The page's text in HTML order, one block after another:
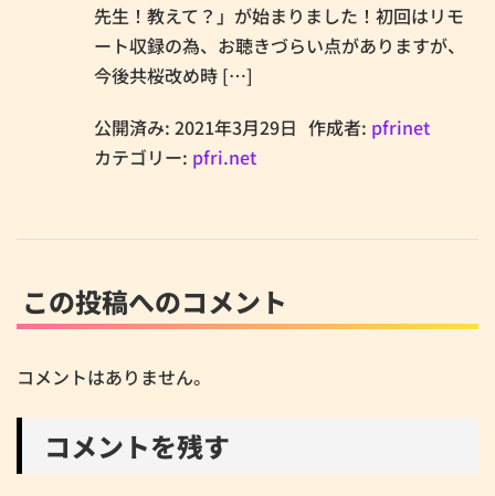
先生！教えて？」が始まりました！初回はリモ
ート収録の為、お聴きづらい点がありますが、
今後共桜改め時 […]
公開済み: 2021年3月29日 作成者: pfrinet
カテゴリー: pfri.net
この投稿へのコメント
コメントはありません。
コメントを残す